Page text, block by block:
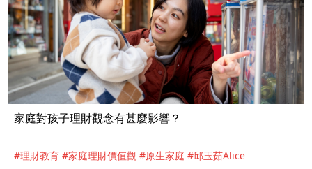
家庭對孩子理財觀念有甚麼影響？
#理財教育 #家庭理財價值觀 #原生家庭 #邱玉茹Alice